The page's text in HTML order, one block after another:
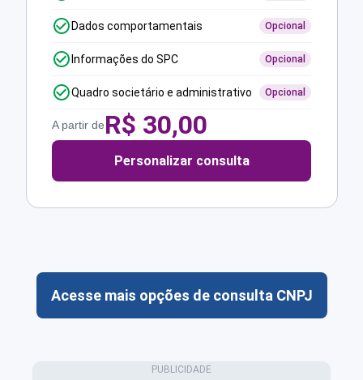
Dados comportamentais Opcional
Informações do SPC Opcional
Quadro societário e administrativo Opcional
A partir deR$ 30,00
Personalizar consulta
Acesse mais opções de consulta CNPJ